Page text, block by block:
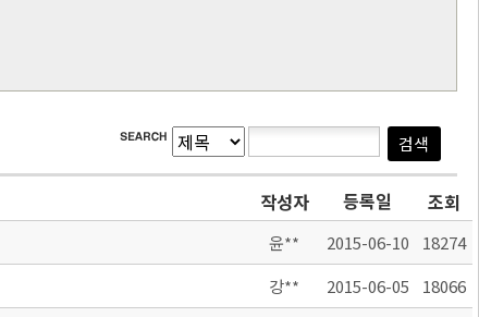
작성자 등록일 조회
윤** 2015-06-10
18274
강** 2015-06-05
18066